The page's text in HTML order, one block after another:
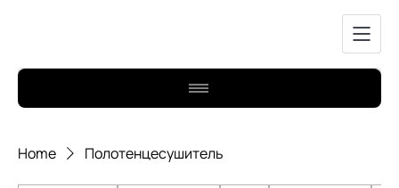
Home Полотенцесушитель